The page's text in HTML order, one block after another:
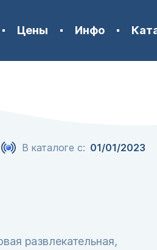
Цены Инфо
В каталоге с: 01/01/2023
развлекательная,